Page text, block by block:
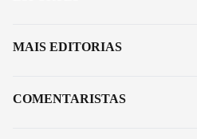
MAIS EDITORIAS
COMENTARISTAS